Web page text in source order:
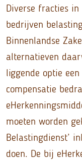
Diverse fracties
bedrijven
Binnenlandse
alternatieven
liggende optie
compensatie
moeten worden
Belastingdienst’
doen. De bij